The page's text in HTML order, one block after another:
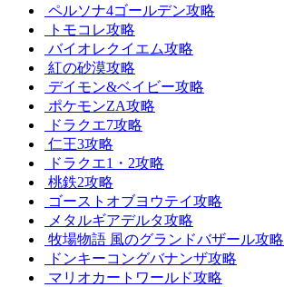
ペルソナ4ゴールデン攻略
トモコレ攻略
バイオレクイエム攻略
紅の砂漠攻略
デイモン&ベイビー攻略
ポケモンZA攻略
ドラクエ7攻略
仁王3攻略
ドラクエ1・2攻略
桃鉄2攻略
ゴーストオブヨウテイ攻略
メタルギアデルタ攻略
牧場物語 風のグランドバザール攻略
ドンキーコングバナンザ攻略
マリオカートワールド攻略